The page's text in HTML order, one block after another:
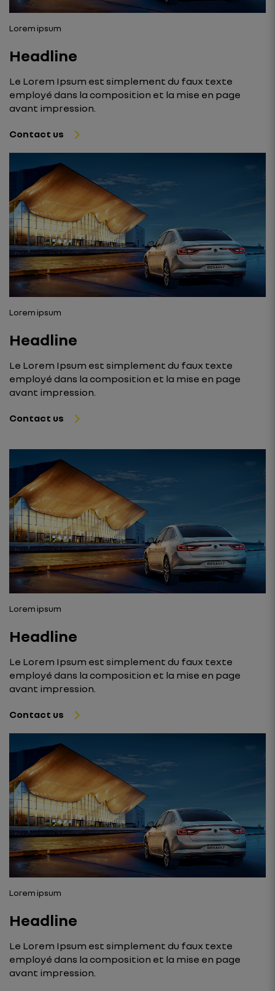
Lorem ipsum
Headline
Le Lorem Ipsum est simplement du faux texte
employé dans la composition et la mise en page
avant impression.
Contact us
Lorem ipsum
Headline
Le Lorem Ipsum est simplement du faux texte
employé dans la composition et la mise en page
avant impression.
Contact us
Lorem ipsum
Headline
Le Lorem Ipsum est simplement du faux texte
employé dans la composition et la mise en page
avant impression.
Contact us
Lorem ipsum
Headline
Le Lorem Ipsum est simplement du faux texte
employé dans la composition et la mise en page
avant impression.